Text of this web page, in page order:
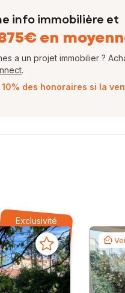
info immobilière et
en
a un projet immobilier ?
.
des honoraires si la
Exclusivité